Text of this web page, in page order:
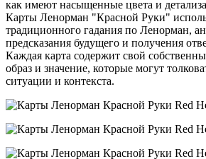
как имеют насыщенные цвета и
Карты Ленорман "Красной Руки"
традиционного гадания по Ленорман,
предсказания будущего и получения
Каждая карта содержит свой
образ и значение, которые могут
ситуации и контекста.